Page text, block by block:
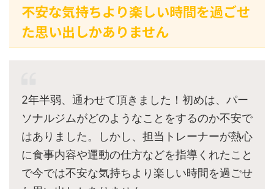
不安な気持ちより楽しい時間を過ごせ
た思い出しかありません
2年半弱、通わせて頂きました！初めは、パー
ソナルジムがどのようなことをするのか不安で
はありました。しかし、担当トレーナーが熱心
に食事内容や運動の仕方などを指導くれたこと
で今では不安な気持ちより楽しい時間を過ごせ